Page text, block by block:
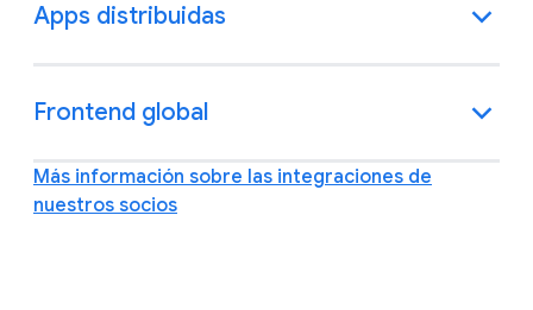
Apps distribuidas
Frontend global
Más información sobre las integraciones de
nuestros socios